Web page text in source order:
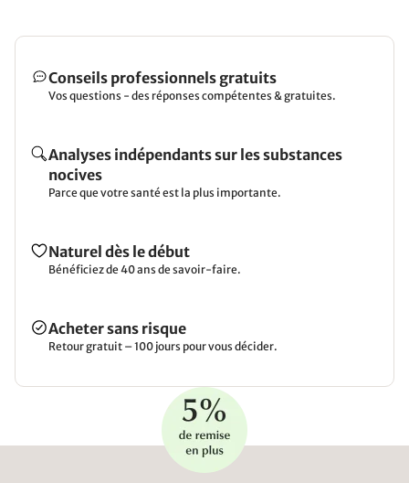
Conseils professionnels gratuits
Vos questions - des réponses compétentes & gratuites.
Analyses indépendants sur les substances
nocives
Parce que votre santé est la plus importante.
Naturel dès le début
Bénéficiez de 40 ans de savoir-faire.
Acheter sans risque
Retour gratuit – 100 jours pour vous décider.